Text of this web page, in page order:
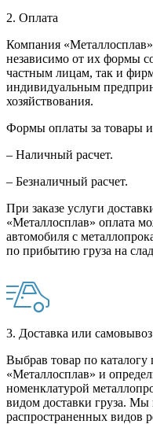
2. Оплата
Компания
независимо от их формы
частным лицам, так и
индивидуальным
хозяйствования.
Формы оплаты за товары
– Наличный расчет.
– Безналичный расчет.
При заказе услуги
«Металлосплав» оплата
автомобиля с
по прибытию груза на
3. Доставка или самовывоз
Выбрав товар по
«Металлосплав» и
номенклатурой
видом доставки груза. Мы
распространенных видов